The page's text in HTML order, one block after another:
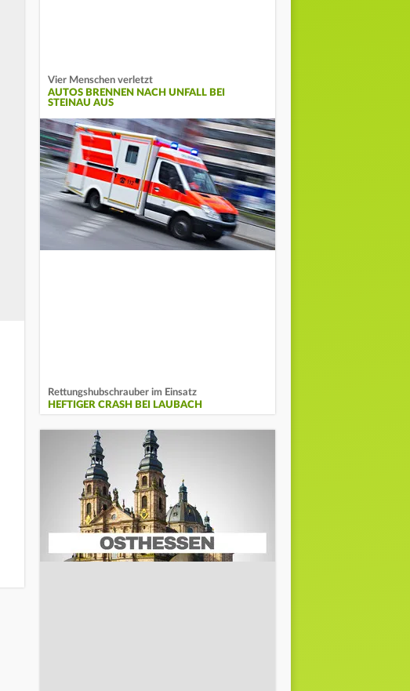
Vier Menschen verletzt
AUTOS BRENNEN NACH UNFALL BEI
STEINAU AUS
Rettungshubschrauber im Einsatz
HEFTIGER CRASH BEI LAUBACH